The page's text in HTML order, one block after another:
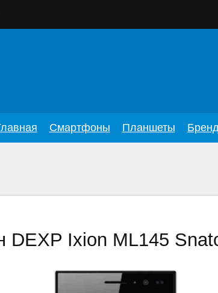
Смартфоны Планшеты
DEXP Ixion ML145